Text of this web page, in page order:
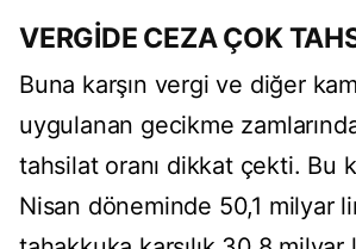
VERGİDE CEZA ÇOK
Buna karşın vergi ve diğer
uygulanan gecikme
tahsilat oranı dikkat çekti. Bu
Nisan döneminde 50,1 milyar